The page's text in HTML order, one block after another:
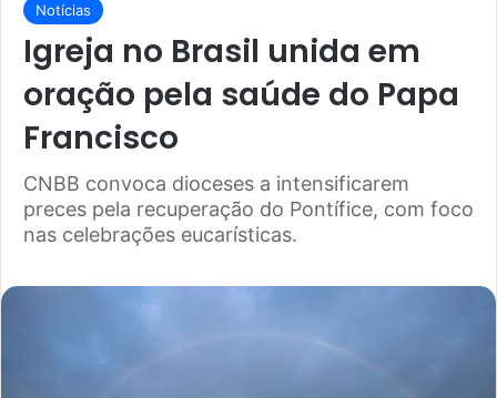
Notícias
Igreja no Brasil unida em
oração pela saúde do Papa
Francisco
CNBB convoca dioceses a intensificarem
preces pela recuperação do Pontífice, com foco
nas celebrações eucarísticas.